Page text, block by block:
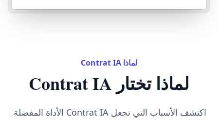
لماذا Contrat IA
لماذا تختار Contrat IA
اكتشف الأسباب التي تجعل Contrat IA الأداة المفضلة